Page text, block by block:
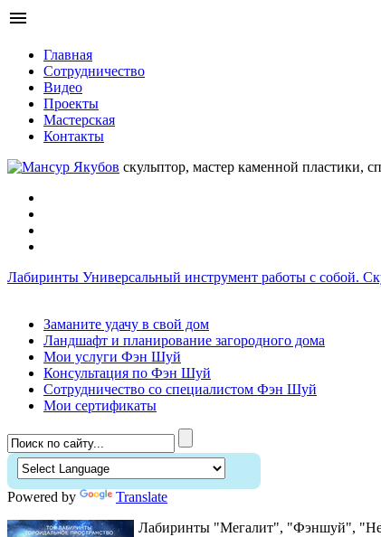
menu
Главная
Сотрудничество
Видео
Проекты
Мастерская
Контакты
скульптор, мастер каменной пластики,
Лабиринты Универсальный инструмент работы с собой.
Заманите удачу в свой дом
Ландшафт и планирование загородного дома
Мои услуги Фэн Шуй
Консультация по Фэн Шуй
Сотрудничество со специалистом Фэн Шуй
Мои сертификаты
Powered by
Translate
Лабиринты "Мегалит", "Фэншуй",